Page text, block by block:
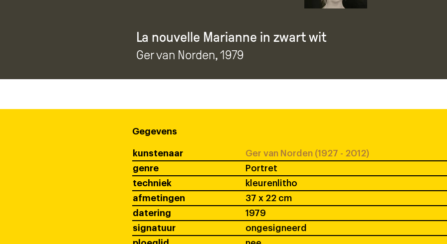
La nouvelle Marianne in zwart wit
Ger van Norden, 1979
Gegevens
kunstenaar
Ger van Norden (1927 - 2012)
genre
Portret
techniek
kleurenlitho
afmetingen
37 x 22 cm
datering
1979
signatuur
ongesigneerd